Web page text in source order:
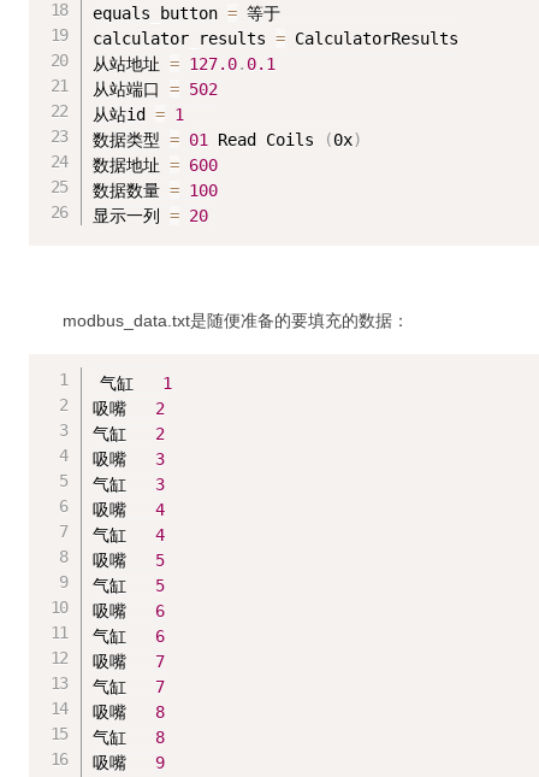
equals_button = 等于
calculator_results = CalculatorResults
从站地址 = 127.0. 0.1
从站端口 = 502
从站id = 1
数据类型 = 01 Read Coils (0x)
数据地址 = 600
数据数量 = 100
显示一列 = 20
modbus_data.txt是随便准备的要填充的数据：
气缸 1
吸嘴 2
气缸 2
吸嘴 3
气缸 3
吸嘴 4
气缸 4
吸嘴 5
气缸 5
吸嘴 6
气缸 6
吸嘴 7
气缸 7
吸嘴 8
气缸 8
吸嘴 9